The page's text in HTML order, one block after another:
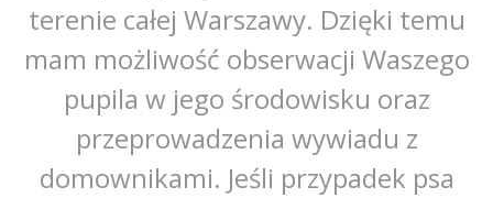
terenie całej Warszawy. Dzięki temu
mam możliwość obserwacji Waszego
pupila w jego środowisku oraz
przeprowadzenia wywiadu z
domownikami. Jeśli przypadek psa